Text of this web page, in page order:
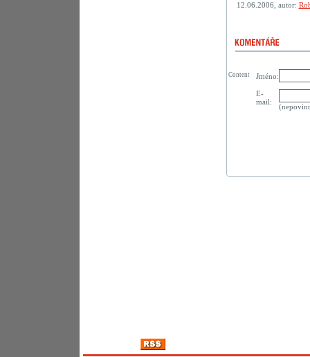
12.06.2006, autor:
Jméno:
E-
mail:
Content